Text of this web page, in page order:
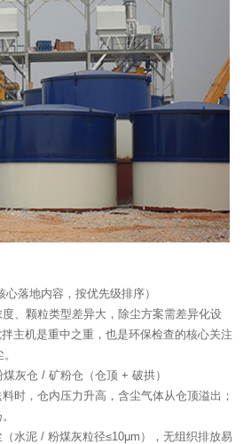
落地内容，按优先级排序）
、颗粒类型差异大，除尘方案需差异化设
主机是重中之重，也是环保检查的核心关注
灰仓 / 矿粉仓（仓顶 + 破拱）
时，仓内压力升高，含尘气体从仓顶溢出；
水泥 / 粉煤灰粒径≤10μm），无组织排放易